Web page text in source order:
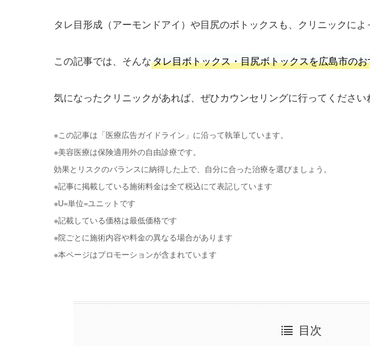
タレ目形成（アーモンドアイ）や目尻のボトックスも、クリニックによ
この記事では、そんなタレ目ボトックス・目尻ボトックスを広島市の
気になったクリニックがあれば、ぜひカウンセリングに行ってください
※この記事は「医療広告ガイドライン」に沿って執筆しています。
※美容医療は保険適用外の自由診療です。
効果とリスクのバランスに納得した上で、自分に合った治療を選びましょう。
※記事に掲載している施術料金は全て税込にて表記しています
※U=単位=ユニットです
※記載している価格は最低価格です
※院ごとに施術内容や料金の異なる場合があります
※本ページはプロモーションが含まれています
目次